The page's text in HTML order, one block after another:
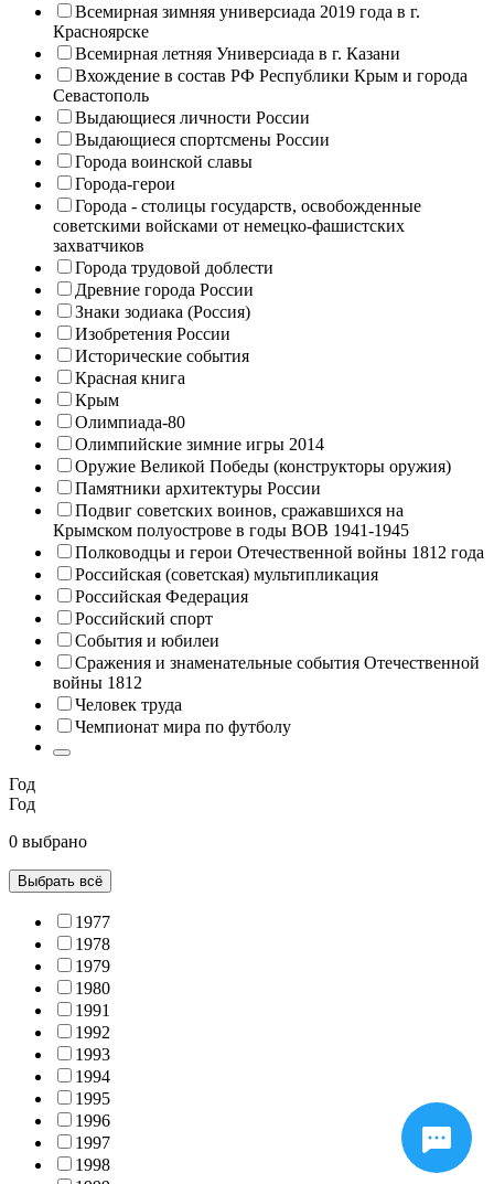
Всемирная зимняя универсиада 2019 года в г.
Красноярске
Всемирная летняя Универсиада в г. Казани
Вхождение в состав РФ Республики Крым и города
Севастополь
Выдающиеся личности России
Выдающиеся спортсмены России
Города воинской славы
Города-герои
Города - столицы государств, освобожденные
советскими войсками от немецко-фашистских
захватчиков
Города трудовой доблести
Древние города России
Знаки зодиака (Россия)
Изобретения России
Исторические события
Красная книга
Крым
Олимпиада-80
Олимпийские зимние игры 2014
Оружие Великой Победы (конструкторы оружия)
Памятники архитектуры России
Подвиг советских воинов, сражавшихся на
Крымском полуострове в годы ВОВ 1941-1945
Полководцы и герои Отечественной войны 1812 года
Российская (советская) мультипликация
Российская Федерация
Российский спорт
События и юбилеи
Сражения и знаменательные события Отечественной
войны 1812
Человек труда
Чемпионат мира по футболу
Год
Год
0 выбрано
Выбрать всё
1977
1978
1979
1980
1991
1992
1993
1994
1995
1996
1997
1998